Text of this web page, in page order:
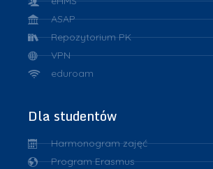
ASAP
Repozytorium PK
VPN
eduroam
Dla studentów
Harmonogram zajęć
Program Erasmus